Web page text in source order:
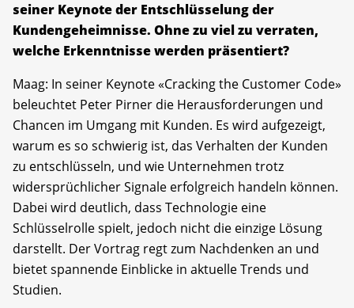
seiner Keynote der Entschlüsselung der
Kundengeheimnisse. Ohne zu viel zu verraten,
welche Erkenntnisse werden präsentiert?
Maag: In seiner Keynote «Cracking the Customer Code»
beleuchtet Peter Pirner die Herausforderungen und
Chancen im Umgang mit Kunden. Es wird aufgezeigt,
warum es so schwierig ist, das Verhalten der Kunden
zu entschlüsseln, und wie Unternehmen trotz
widersprüchlicher Signale erfolgreich handeln können.
Dabei wird deutlich, dass Technologie eine
Schlüsselrolle spielt, jedoch nicht die einzige Lösung
darstellt. Der Vortrag regt zum Nachdenken an und
bietet spannende Einblicke in aktuelle Trends und
Studien.